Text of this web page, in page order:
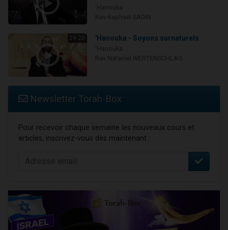
29:20 'Hanouka - Soyons surnaturels
Newsletter Torah-Box
Pour recevoir chaque semaine les nouveaux cours et
articles, inscrivez-vous dès maintenant :